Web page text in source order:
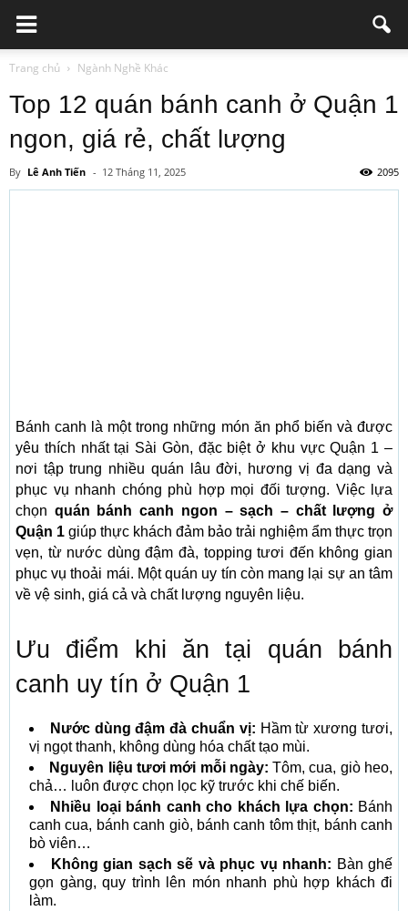
Trang chủ Ngành Nghề Khác
Top 12 quán bánh canh ở Quận 1
ngon, giá rẻ, chất lượng
By Lê Anh Tiến - 12 Tháng 11, 2025 2095
Bánh canh là một trong những món ăn phổ biến và được
yêu thích nhất tại Sài Gòn, đặc biệt ở khu vực Quận 1 –
nơi tập trung nhiều quán lâu đời, hương vị đa dạng và
phục vụ nhanh chóng phù hợp mọi đối tượng. Việc lựa
chọn quán bánh canh ngon – sạch – chất lượng ở
Quận 1 giúp thực khách đảm bảo trải nghiệm ẩm thực trọn
vẹn, từ nước dùng đậm đà, topping tươi đến không gian
phục vụ thoải mái. Một quán uy tín còn mang lại sự an tâm
về vệ sinh, giá cả và chất lượng nguyên liệu.
Ưu điểm khi ăn tại quán bánh
canh uy tín ở Quận 1
Nước dùng đậm đà chuẩn vị: Hầm từ xương tươi,
vị ngọt thanh, không dùng hóa chất tạo mùi.
Nguyên liệu tươi mới mỗi ngày: Tôm, cua, giò heo,
chả… luôn được chọn lọc kỹ trước khi chế biến.
Nhiều loại bánh canh cho khách lựa chọn: Bánh
canh cua, bánh canh giò, bánh canh tôm thịt, bánh canh
bò viên…
Không gian sạch sẽ và phục vụ nhanh: Bàn ghế
gọn gàng, quy trình lên món nhanh phù hợp khách đi
làm.